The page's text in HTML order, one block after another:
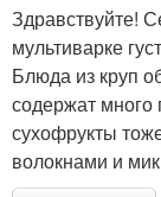
Здравствуйте!
мультиварке
Блюда из круп
содержат
сухофрукты
волокнами и